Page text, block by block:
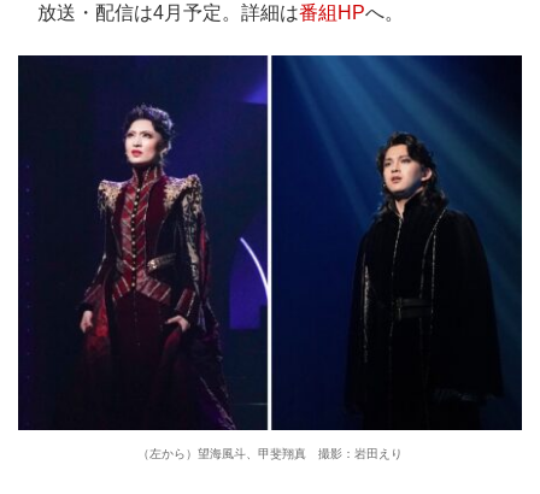
放送・配信は4月予定。詳細は番組HPへ。
（左から）望海風斗、甲斐翔真 撮影：岩田えり